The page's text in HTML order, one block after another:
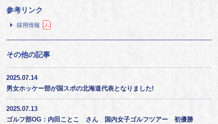
参考リンク
採用情報
その他の記事
2025.07.14
男女ホッケー部が国スポの北海道代表となりました!
2025.07.13
ゴルフ部OG：内田ことこ さん 国内女子ゴルフツアー 初優勝